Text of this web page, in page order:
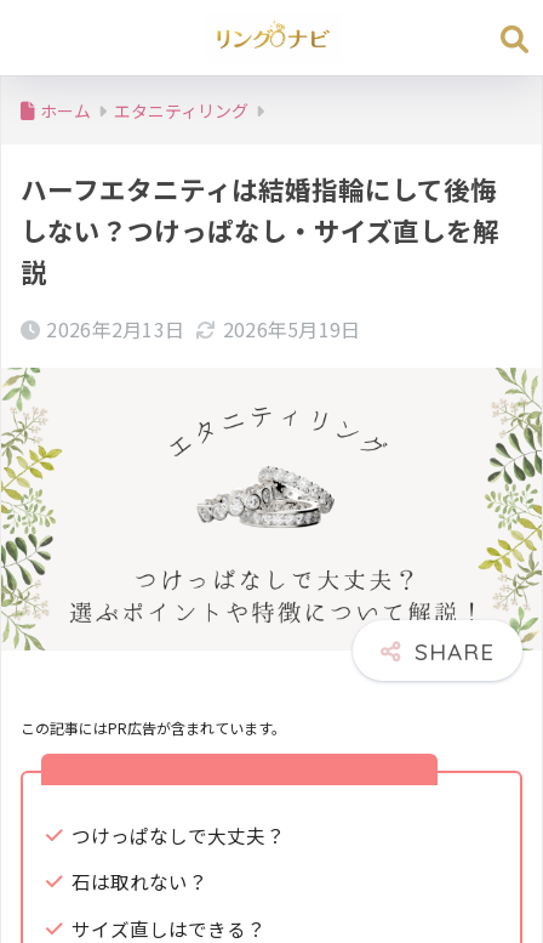
ホーム エタニティリング
ハーフエタニティは結婚指輪にして後悔
しない？つけっぱなし・サイズ直しを解
説
2026年2月13日 2026年5月19日
この記事にはPR広告が含まれています。
つけっぱなしで大丈夫？
石は取れない？
サイズ直しはできる？